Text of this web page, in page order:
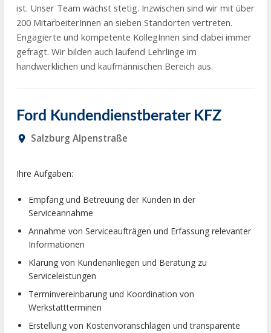
ist. Unser Team wächst stetig. Inzwischen sind wir mit über
200 MitarbeiterInnen an sieben Standorten vertreten.
Engagierte und kompetente KollegInnen sind dabei immer
gefragt. Wir bilden auch laufend Lehrlinge im
handwerklichen und kaufmännischen Bereich aus.
Ford Kundendienstberater KFZ
place Salzburg Alpenstraße
Ihre Aufgaben:
Empfang und Betreuung der Kunden in der
Serviceannahme
Annahme von Serviceaufträgen und Erfassung relevanter
Informationen
Klärung von Kundenanliegen und Beratung zu
Serviceleistungen
Terminvereinbarung und Koordination von
Werkstattterminen
Erstellung von Kostenvoranschlägen und transparente